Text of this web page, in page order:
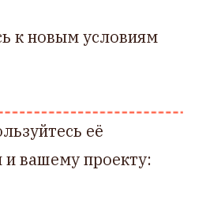
к новым условиям
её
вашему проекту: